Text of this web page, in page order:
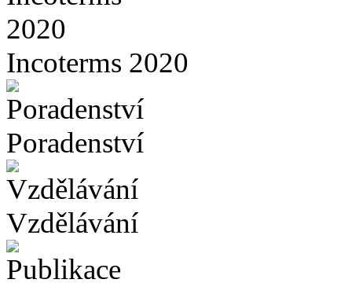
Incoterms 2020
Poradenství
Vzdělávání